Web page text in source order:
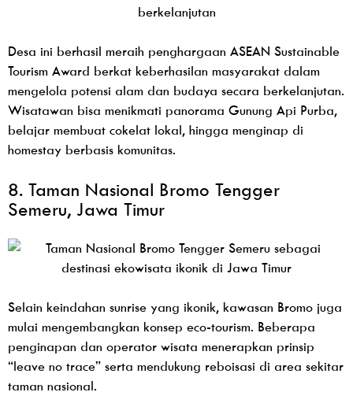
Desa ini berhasil meraih penghargaan ASEAN Sustainable
Tourism Award berkat keberhasilan masyarakat dalam
mengelola potensi alam dan budaya secara berkelanjutan.
Wisatawan bisa menikmati panorama Gunung Api Purba,
belajar membuat cokelat lokal, hingga menginap di
homestay berbasis komunitas.
8. Taman Nasional Bromo Tengger
Semeru, Jawa Timur
Selain keindahan sunrise yang ikonik, kawasan Bromo juga
mulai mengembangkan konsep eco-tourism. Beberapa
penginapan dan operator wisata menerapkan prinsip
“leave no trace” serta mendukung reboisasi di area sekitar
taman nasional.